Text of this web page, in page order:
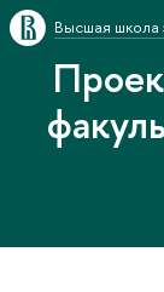
Высшая школа